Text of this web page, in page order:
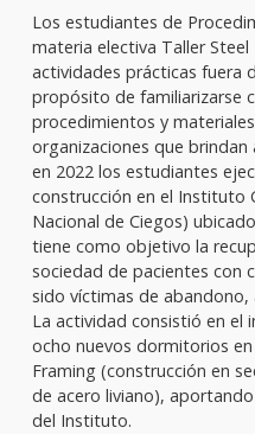
Los estudiantes de
materia electiva Taller
actividades prácticas fuera
propósito de familiarizarse
procedimientos y
organizaciones que
en 2022 los estudiantes
construcción en el Instituto
Nacional de Ciegos)
tiene como objetivo la
sociedad de pacientes con
sido víctimas de
La actividad consistió en el
ocho nuevos dormitorios
Framing (construcción en
de acero liviano),
del Instituto.